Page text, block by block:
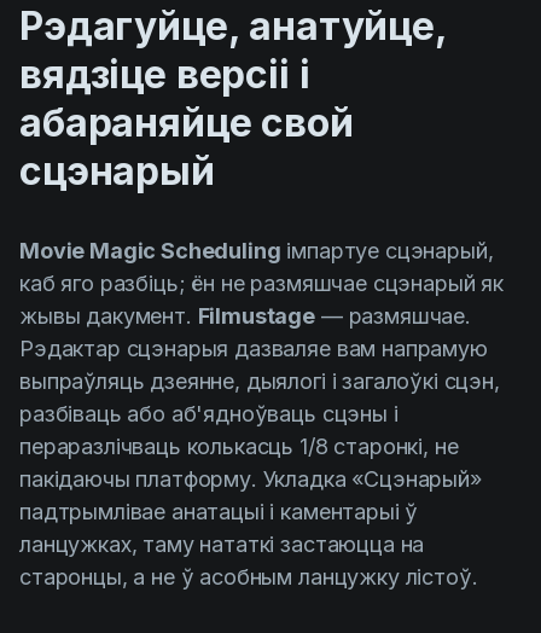
Рэдагуйце, анатуйце,
вядзіце версіі і
абараняйце свой
сцэнарый
Movie Magic Scheduling імпартуе сцэнарый,
каб яго разбіць; ён не размяшчае сцэнарый як
жывы дакумент. Filmustage — размяшчае.
Рэдактар сцэнарыя дазваляе вам напрамую
выпраўляць дзеянне, дыялогі і загалоўкі сцэн,
разбіваць або аб'ядноўваць сцэны і
пераразлічваць колькасць 1/8 старонкі, не
пакідаючы платформу. Укладка «Сцэнарый»
падтрымлівае анатацыі і каментарыі ў
ланцужках, таму нататкі застаюцца на
старонцы, а не ў асобным ланцужку лістоў.